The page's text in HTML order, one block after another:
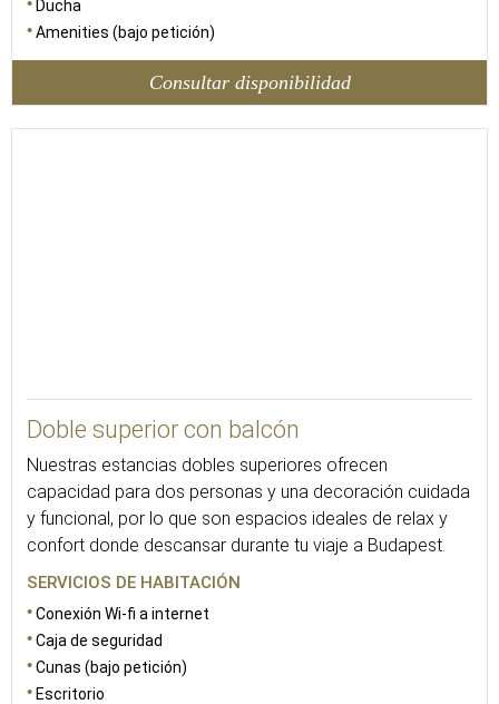
Ducha
Amenities (bajo petición)
Consultar disponibilidad
Doble superior con balcón
Nuestras estancias dobles superiores ofrecen
capacidad para dos personas y una decoración cuidada
y funcional, por lo que son espacios ideales de relax y
confort donde descansar durante tu viaje a Budapest.
SERVICIOS DE HABITACIÓN
Conexión Wi-fi a internet
Caja de seguridad
Cunas (bajo petición)
Escritorio